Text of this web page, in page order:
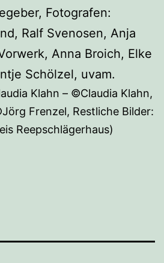
Fotografen:
Ralf Svenosen, Anja
Anna Broich, Elke
Schölzel, uvam.
Klahn – ©Claudia Klahn,
Frenzel, Restliche Bilder:
Reepschlägerhaus)